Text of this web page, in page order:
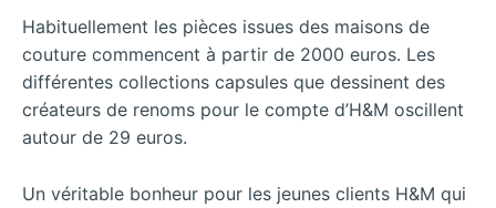
Habituellement les pièces issues des maisons de
couture commencent à partir de 2000 euros. Les
différentes collections capsules que dessinent des
créateurs de renoms pour le compte d’H&M oscillent
autour de 29 euros.
Un véritable bonheur pour les jeunes clients H&M qui